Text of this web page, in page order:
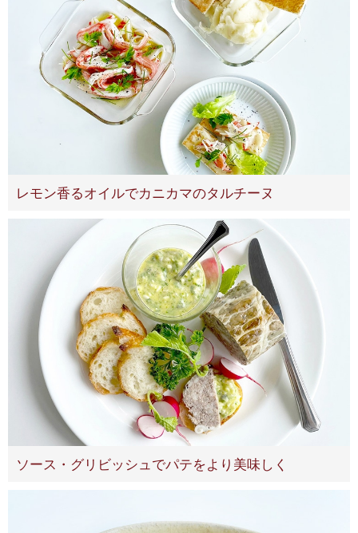
レモン香るオイルでカニカマのタルチーヌ
ソース・グリビッシュでパテをより美味しく